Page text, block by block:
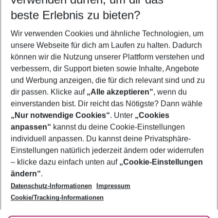
Pauschalreisen Lambi
Flug & Hotel Lambi
Last Minute Lambi
Familienurlaub Lambi
Frübucher Angebote Lambi für 2026
Footer
Footer navigation
Über uns
AGB
Bestpreisgarantie
Cookie-Einstellungen ändern
Cookie-Richtlinie
Agenturbetreuung
Barrierefreies Reisen
Folge uns
beste Erlebnis zu bieten?
Wir verwenden Cookies und ähnliche Technologien, um
unsere Webseite für dich am Laufen zu halten. Dadurch
können wir die Nutzung unserer Plattform verstehen und
verbessern, dir Support bieten sowie Inhalte, Angebote
und Werbung anzeigen, die für dich relevant sind und zu
dir passen. Klicke auf „Alle akzeptieren“, wenn du
einverstanden bist. Dir reicht das Nötigste? Dann wähle
„Nur notwendige Cookies“. Unter „Cookies
anpassen“ kannst du deine Cookie-Einstellungen
individuell anpassen. Du kannst deine Privatsphäre-
Einstellungen natürlich jederzeit ändern oder widerrufen
– klicke dazu einfach unten auf „Cookie-Einstellungen
ändern“.
Datenschutz-Informationen
Impressum
Cookie/Tracking-Informationen